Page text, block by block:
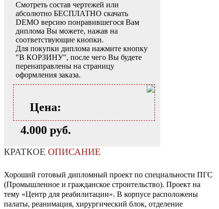
Смотреть состав чертежей или
абсолютно БЕСПЛАТНО скачать
DEMO версию понравившегося Вам
диплома Вы можете, нажав на
соответствующие кнопки.
Для покупки диплома нажмите кнопку
"В КОРЗИНУ", после чего Вы будете
перенаправлены на страницу
оформления заказа.
Цена:
4.000 руб.
КРАТКОЕ ОПИСАНИЕ
Хороший готовый дипломный проект по специальности ПГС
(Промышленное и гражданское строительство). Проект на
тему «Центр для реабилитации». В корпусе расположены
палаты, реанимация, хирургический блок, отделение